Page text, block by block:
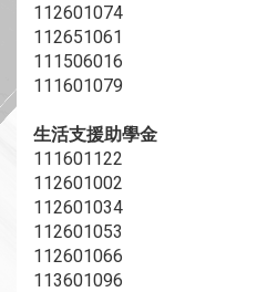
112601074
112651061
111506016
111601079
生活支援助學金
111601122
112601002
112601034
112601053
112601066
113601096